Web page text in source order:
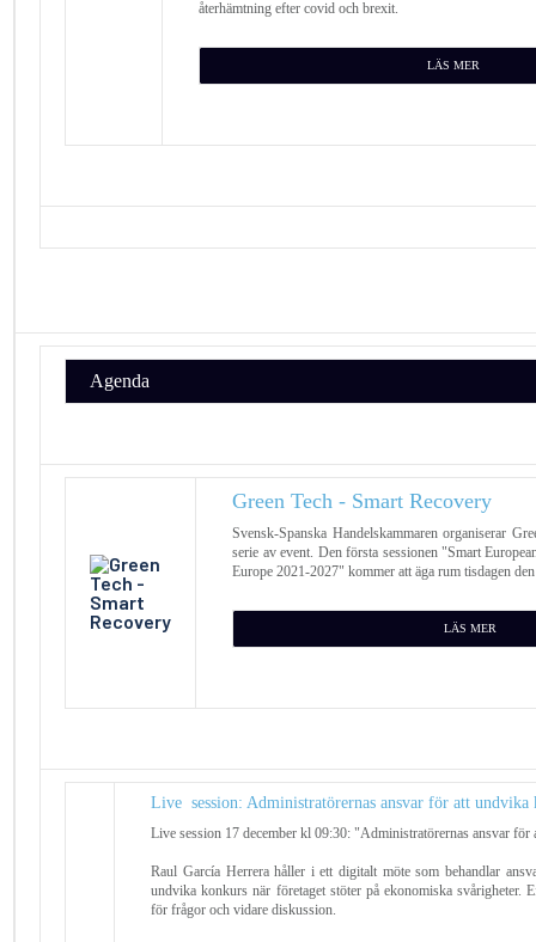
återhämtning efter covid och brexit.
LÄS MER
Agenda
Green Tech - Smart Recovery
Svensk-Spanska Handelskammaren organiserar
serie av event. Den första sessionen "Smart
Europe 2021-2027" kommer att äga rum tisdagen
LÄS MER
Live session: Administratörernas ansvar för att undvika
Live session 17 december kl 09:30: "Administratörernas ansvar
Raul García Herrera håller i ett digitalt möte som behandlar
undvika konkurs när företaget stöter på ekonomiska svårigheter.
för frågor och vidare diskussion.